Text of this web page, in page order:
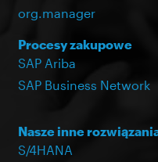
org.manager
Procesy zakupowe
SAP Ariba
SAP Business Network
Nasze inne
S/4HANA